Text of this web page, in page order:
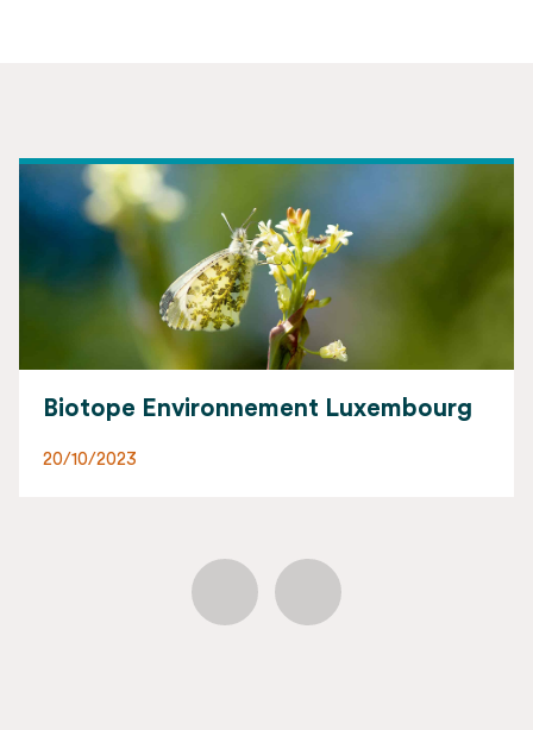
Biotope Environnement Luxembourg
20/10/2023